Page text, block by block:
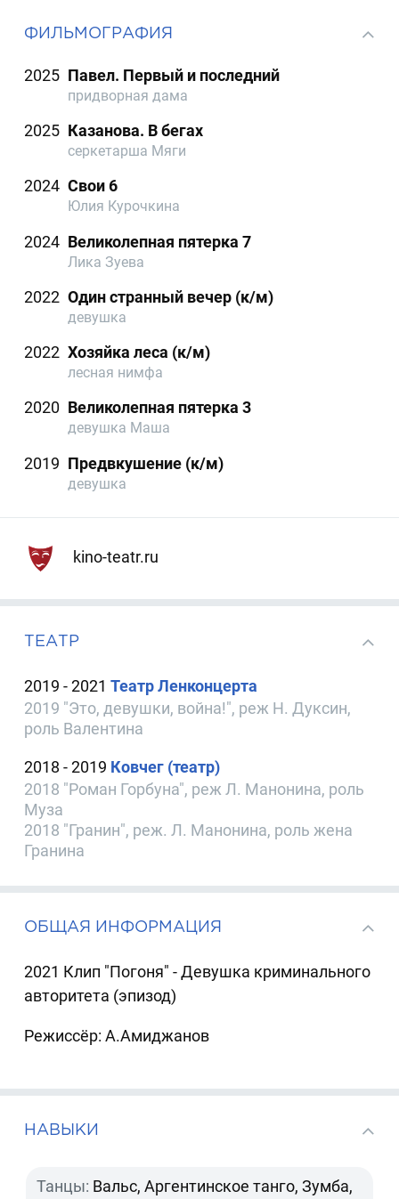
ФИЛЬМОГРАФИЯ
2025 Павел. Первый и последний
придворная дама
2025 Казанова. В бегах
серкетарша Мяги
2024 Свои 6
Юлия Курочкина
2024 Великолепная пятерка 7
Лика Зуева
2022 Один странный вечер (к/м)
девушка
2022 Хозяйка леса (к/м)
лесная нимфа
2020 Великолепная пятерка 3
девушка Маша
2019 Предвкушение (к/м)
девушка
kino-teatr.ru
ТЕАТР
2019 - 2021Театр Ленконцерта
2019 "Это, девушки, война!", реж Н. Дуксин,
роль Валентина
2018 - 2019 Ковчег (театр)
2018 "Роман Горбуна", реж Л. Манонина, роль
Муза
2018 "Гранин", реж. Л. Манонина, роль жена
Гранина
ОБЩАЯ ИНФОРМАЦИЯ
2021 Клип "Погоня" - Девушка криминального
авторитета (эпизод)
Режиссёр: А.Амиджанов
НАВЫКИ
Танцы: Вальс, Аргентинское танго, Зумба,